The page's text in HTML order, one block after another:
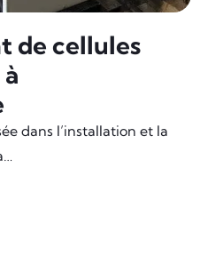
de cellules
dans l’installation et la